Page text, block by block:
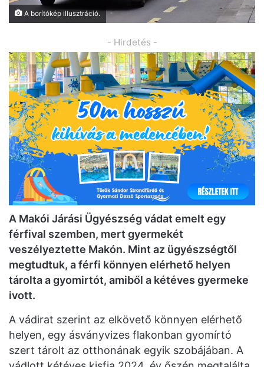
A borítókép illusztráció.
- Hirdetés -
A Makói Járási Ügyészség vádat emelt egy
férfival szemben, mert gyermekét
veszélyeztette Makón. Mint az ügyészségtől
megtudtuk, a férfi könnyen elérhető helyen
tárolta a gyomirtót, amiből a kétéves gyermeke
ivott.
A vádirat szerint az elkövető könnyen elérhető
helyen, egy ásványvizes flakonban gyomírtó
szert tárolt az otthonának egyik szobájában. A